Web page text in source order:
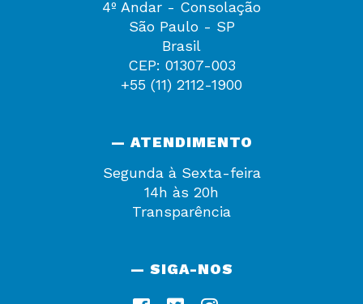
4º Andar - Consolação
São Paulo - SP
Brasil
CEP: 01307-003
+55 (11) 2112-1900
— ATENDIMENTO
Segunda à Sexta-feira
14h às 20h
Transparência
— SIGA-NOS